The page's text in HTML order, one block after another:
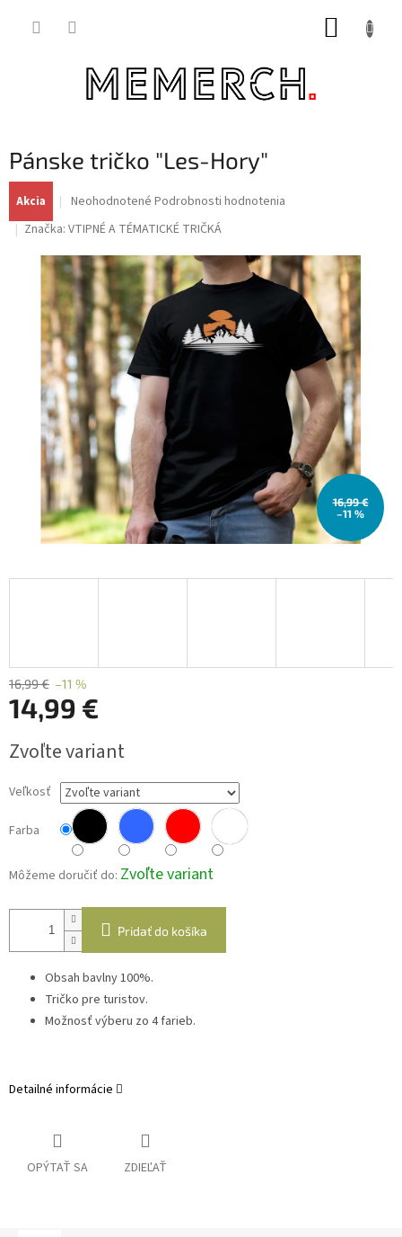
Pánske tričko "Les-Hory"
Akcia
Priemerné
produktu
je
0,0
z
5
hviezdičiek.
Neohodnotené Podrobnosti hodnotenia
Značka: VTIPNÉ A TÉMATICKÉ TRIČKÁ
16,99 €
–11 %
16,99 € –11 %
14,99 €
cena:
Zvoľte variant
Veľkosť
Farba
Môžeme doručiť do: Zvoľte variant
Pridať do košíka
Obsah bavlny 100%.
Tričko pre turistov.
Možnosť výberu zo 4 farieb.
Detailné informácie
OPÝTAŤ SA ZDIEĽAŤ